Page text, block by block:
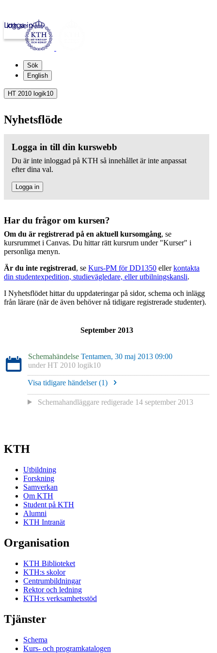
kth.se
Logga in
Sök
English
HT 2010 logik10
Nyhetsflöde
Logga in till din kurswebb
Du är inte inloggad på KTH så innehållet är inte anpassat
efter dina val.
Logga in
Har du frågor om kursen?
Om du är registrerad på en aktuell kursomgång, se
kursrummet i Canvas. Du hittar rätt kursrum under "Kurser" i
personliga menyn.
Är du inte registrerad, se Kurs-PM för DD1350 ellerkontakta
din studentexpedition, studievägledare, eller utbilningskansli.
I Nyhetsflödet hittar du uppdateringar på sidor, schema och inlägg
från lärare (när de även behöver nå tidigare registrerade studenter).
September 2013
Schemahändelse Tentamen, 30 maj 2013 09:00
under HT 2010 logik10
Visa tidigare händelser (1)
Schemahandläggare redigerade 14 september 2013
KTH
Utbildning
Forskning
Samverkan
Om KTH
Student på KTH
Alumni
KTH Intranät
Organisation
KTH Biblioteket
KTH:s skolor
Centrumbildningar
Rektor och ledning
KTH:s verksamhetsstöd
Tjänster
Schema
Kurs- och programkatalogen